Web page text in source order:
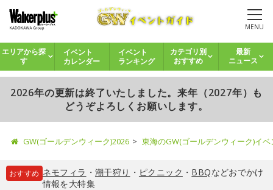
MENU
エリアから探
す
イベント
カレンダー
イベント
ランキング
カテゴリ別
おすすめ
最新
ニュース
2026年の更新は終了いたしました。来年（2027年）も
どうぞよろしくお願いします。
GW(ゴールデンウィーク)2026 東海のGW(ゴールデンウィーク)イ
おすすめ ネモフィラ ・ 潮干狩り ・ ピクニック ・ BBQなどおでかけ
情報を大特集